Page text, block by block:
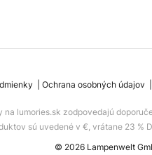
Ochrana osobných údajov
na lumories.sk zodpovedajú
sú uvedené v €, vrátane 23 %
© 2026 Lampenwelt